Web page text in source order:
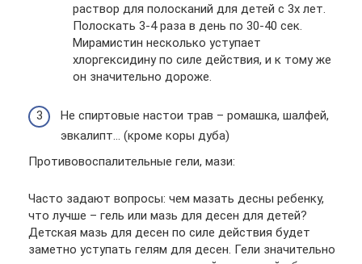
раствор для полосканий для детей с 3х лет.
Полоскать 3-4 раза в день по 30-40 сек.
Мирамистин несколько уступает
хлоргексидину по силе действия, и к тому же
он значительно дороже.
Не спиртовые настои трав – ромашка, шалфей,
эвкалипт… (кроме коры дуба)
Противовоспалительные гели, мази:
Часто задают вопросы: чем мазать десны ребенку,
что лучше – гель или мазь для десен для детей?
Детская мазь для десен по силе действия будет
заметно уступать гелям для десен. Гели значительно